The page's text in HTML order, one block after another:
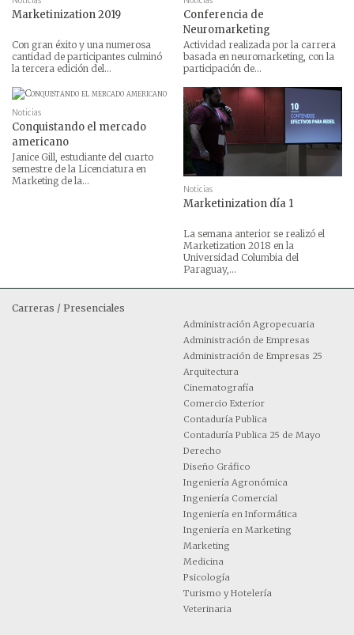
Marketinization 2019
Con gran éxito y una numerosa
cantidad de participantes culminó
la tercera edición del...
Conferencia de
Neuromarketing
Actividad realizada por la carrera
basada en neuromarketing, con la
participación de...
Noticias
Conquistando el mercado
americano
Janice Gill, estudiante del cuarto
semestre de la Licenciatura en
Marketing de la...
Noticias
Marketinization día 1
La semana anterior se realizó el
Marketization 2018 en la
Universidad Columbia del
Paraguay,...
Carreras / Presenciales
Administración Agropecuaria
Administración de Empresas
Administración de Empresas 25
Arquitectura
Cinematografía
Comercio Exterior
Contaduría Publica
Contaduría Publica 25 de Mayo
Derecho
Diseño Gráfico
Ingeniería Agronómica
Ingeniería Comercial
Ingeniería en Informática
Ingeniería en Marketing
Marketing
Medicina
Psicología
Turismo y Hotelería
Veterinaria